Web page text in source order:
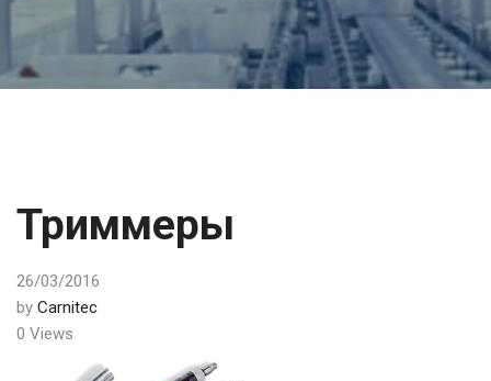
Триммеры
26/03/2016
by Carnitec
0 Views